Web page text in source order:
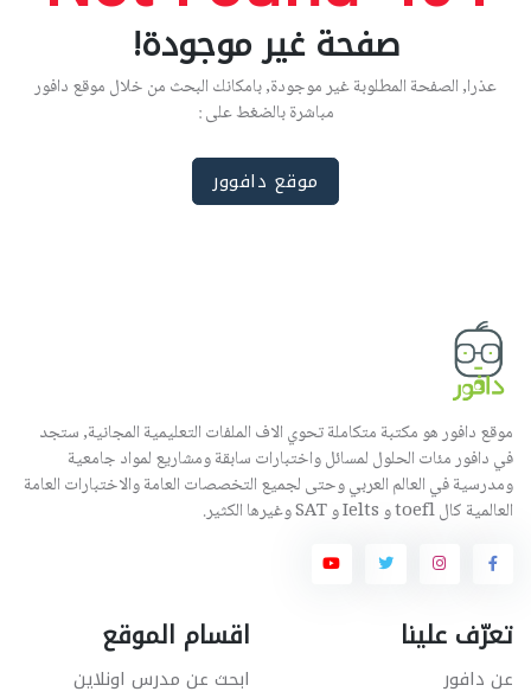
صفحة غير موجودة!
عذرا, الصفحة المطلوبة غير موجودة, بامكانك البحث من خلال موقع دافور
مباشرة بالضغط على :
موقع دافوور
موقع دافور هو مكتبة متكاملة تحوي الاف الملفات التعليمية المجانية, ستجد
في دافور مئات الحلول لمسائل واختبارات سابقة ومشاريع لمواد جامعية
ومدرسية في العالم العربي وحتى لجميع التخصصات العامة والاختبارات العامة
العالمية كال toefl و Ielts و SAT وغيرها الكثير.
تعرّف علينا
عن دافور
اقسام الموقع
ابحث عن مدرس اونلاين